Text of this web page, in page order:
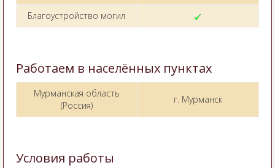
Благоустройство могил
Работаем в населённых пунктах
Мурманская область
(Россия)
г. Мурманск
Условия работы